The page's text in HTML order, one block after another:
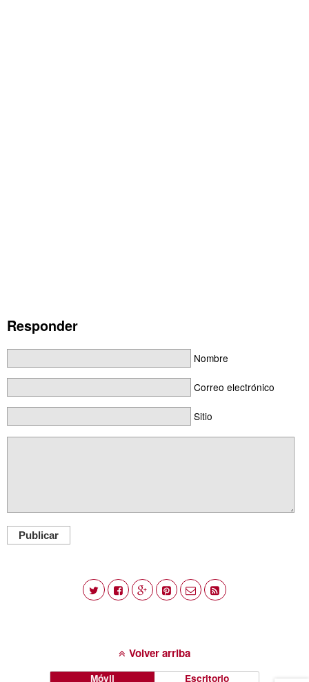
Responder
Nombre
Correo electrónico
Sitio
Publicar
Volver arriba
Móvil Escritorio